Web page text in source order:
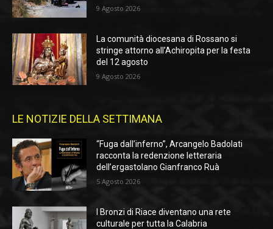
9 Agosto 2026
La comunità diocesana di Rossano si
stringe attorno all’Achiropita per la festa
del 12 agosto
9 Agosto 2026
LE NOTIZIE DELLA SETTIMANA
“Fuga dall’inferno”, Arcangelo Badolati
racconta la redenzione letteraria
dell’ergastolano Gianfranco Ruà
5 Agosto 2026
I Bronzi di Riace diventano una rete
culturale per tutta la Calabria